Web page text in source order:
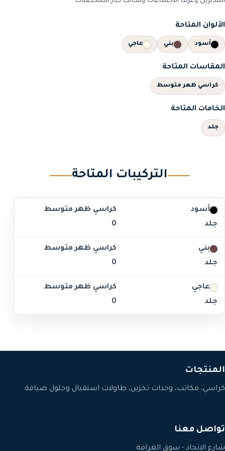
الألوان المتاحة
أسود بني عاجي
المقاسات المتاحة
كراسي ظهر متوسط
الخامات المتاحة
جلد
التركيبات المتاحة
أسود
كراسي ظهر متوسط
جلد
0
بني
كراسي ظهر متوسط
جلد
0
عاجي
كراسي ظهر متوسط
جلد
0
المنتجات
كراسي، مكاتب، وحدات تخزين، طاولات استقبال وحلول ضيافة.
تواصل معنا
شارع الاتحاد - سوق الغرافة